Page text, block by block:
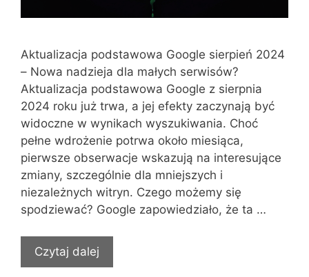
Aktualizacja podstawowa Google sierpień 2024
– Nowa nadzieja dla małych serwisów?
Aktualizacja podstawowa Google z sierpnia
2024 roku już trwa, a jej efekty zaczynają być
widoczne w wynikach wyszukiwania. Choć
pełne wdrożenie potrwa około miesiąca,
pierwsze obserwacje wskazują na interesujące
zmiany, szczególnie dla mniejszych i
niezależnych witryn. Czego możemy się
spodziewać? Google zapowiedziało, że ta …
Czytaj dalej